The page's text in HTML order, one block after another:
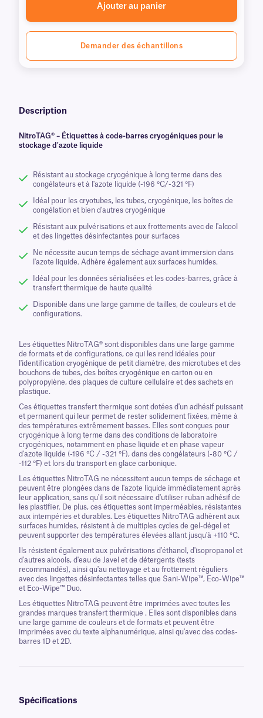
Ajouter au panier
Demander des échantillons
Description
NitroTAG® – Étiquettes à code-barres cryogéniques pour le
stockage d'azote liquide
Résistant au stockage cryogénique à long terme dans des
congélateurs et à l'azote liquide (-196 °C/-321 °F)
Idéal pour les cryotubes, les tubes, cryogénique, les boîtes de
congélation et bien d'autres cryogénique
Résistant aux pulvérisations et aux frottements avec de l'alcool
et des lingettes désinfectantes pour surfaces
Ne nécessite aucun temps de séchage avant immersion dans
l'azote liquide. Adhère également aux surfaces humides.
Idéal pour les données sérialisées et les codes-barres, grâce à
transfert thermique de haute qualité
Disponible dans une large gamme de tailles, de couleurs et de
configurations.
Les étiquettes NitroTAG® sont disponibles dans une large gamme
de formats et de configurations, ce qui les rend idéales pour
l'identification cryogénique de petit diamètre, des microtubes et des
bouchons de tubes, des boîtes cryogénique en carton ou en
polypropylène, des plaques de culture cellulaire et des sachets en
plastique.
Ces étiquettes transfert thermique sont dotées d'un adhésif puissant
et permanent qui leur permet de rester solidement fixées, même à
des températures extrêmement basses. Elles sont conçues pour
cryogénique à long terme dans des conditions de laboratoire
cryogéniques, notamment en phase liquide et en phase vapeur
d'azote liquide (-196 °C / -321 °F), dans des congélateurs (-80 °C /
-112 °F) et lors du transport en glace carbonique.
Les étiquettes NitroTAG ne nécessitent aucun temps de séchage et
peuvent être plongées dans de l'azote liquide immédiatement après
leur application, sans qu'il soit nécessaire d'utiliser ruban adhésif de
les plastifier. De plus, ces étiquettes sont imperméables, résistantes
aux intempéries et durables. Les étiquettes NitroTAG adhèrent aux
surfaces humides, résistent à de multiples cycles de gel-dégel et
peuvent supporter des températures élevées allant jusqu'à +110 °C.
Ils résistent également aux pulvérisations d'éthanol, d'isopropanol et
d'autres alcools, d'eau de Javel et de détergents (tests
recommandés), ainsi qu'au nettoyage et au frottement réguliers
avec des lingettes désinfectantes telles que Sani-Wipe™, Eco-Wipe™
et Eco-Wipe™ Duo.
Les étiquettes NitroTAG peuvent être imprimées avec toutes les
grandes marques transfert thermique . Elles sont disponibles dans
une large gamme de couleurs et de formats et peuvent être
imprimées avec du texte alphanumérique, ainsi qu'avec des codes-
barres 1D et 2D.
Spécifications